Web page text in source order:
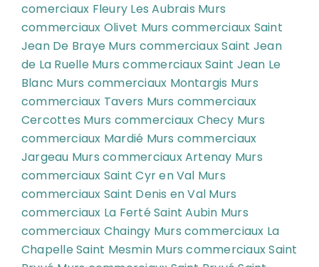
comerciaux Fleury Les Aubrais Murs
commerciaux Olivet Murs commerciaux Saint
Jean De Braye Murs commerciaux Saint Jean
de La Ruelle Murs commerciaux Saint Jean Le
Blanc Murs commerciaux Montargis Murs
commerciaux Tavers Murs commerciaux
Cercottes Murs commerciaux Checy Murs
commerciaux Mardié Murs commerciaux
Jargeau Murs commerciaux Artenay Murs
commerciaux Saint Cyr en Val Murs
commerciaux Saint Denis en Val Murs
commerciaux La Ferté Saint Aubin Murs
commerciaux Chaingy Murs commerciaux La
Chapelle Saint Mesmin Murs commerciaux Saint